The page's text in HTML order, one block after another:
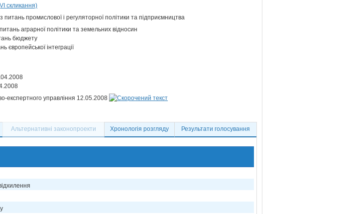
скликання)
промислової і регуляторної політики та підприємництва
аграрної політики та земельних відносин
бюджету
європейської інтеграції
експертного управління 12.05.2008
Альтернативні законопроекти Хронологія розгляду Результати голосування